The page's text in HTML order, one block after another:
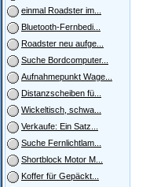
einmal Roadster im...
Bluetooth-Fernbedi...
Roadster neu aufge...
Suche Bordcomputer...
Aufnahmepunkt Wage...
Distanzscheiben fü...
Wickeltisch, schwa...
Verkaufe: Ein Satz...
Suche Fernlichtlam...
Shortblock Motor M...
Koffer für Gepäckt...